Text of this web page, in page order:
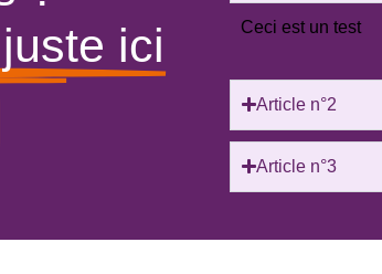
ici
Ceci est un test
Article n°2
Article n°3